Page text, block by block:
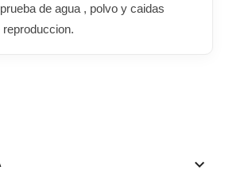
de agua , polvo y caidas
